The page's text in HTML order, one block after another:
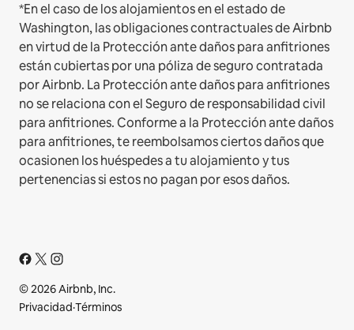
*En el caso de los alojamientos en el estado de
Washington, las obligaciones contractuales de Airbnb
en virtud de la Protección ante daños para anfitriones
están cubiertas por una póliza de seguro contratada
por Airbnb. La Protección ante daños para anfitriones
no se relaciona con el Seguro de responsabilidad civil
para anfitriones. Conforme a la Protección ante daños
para anfitriones, te reembolsamos ciertos daños que
ocasionen los huéspedes a tu alojamiento y tus
pertenencias si estos no pagan por esos daños.
© 2026 Airbnb, Inc.
Privacidad·Términos